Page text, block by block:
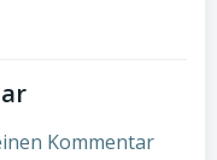
Kommentar